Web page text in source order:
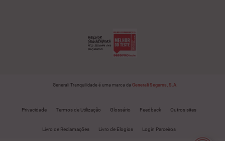
Generali Tranquilidade é uma marca da Generali Seguros, S.A.
Privacidade Termos de Utilização Glossário Feedback Outros sites
Livro de Reclamações Livro de Elogios Login Parceiros